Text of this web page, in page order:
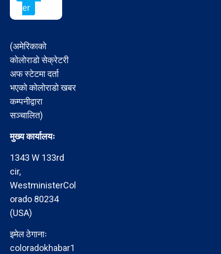
er
(अमेरिकाको
कोलोराडो सेक्रेटरी
अफ स्टेटमा दर्ता
भएको कोलोराडो खबर
कम्पनीद्वारा
सञ्चालित)
मुख्य कार्यालयः
1343 W 133rd
cir,
WestministerCol
orado 80234
(USA)
इमेल ठेगानाः
coloradokhabar1